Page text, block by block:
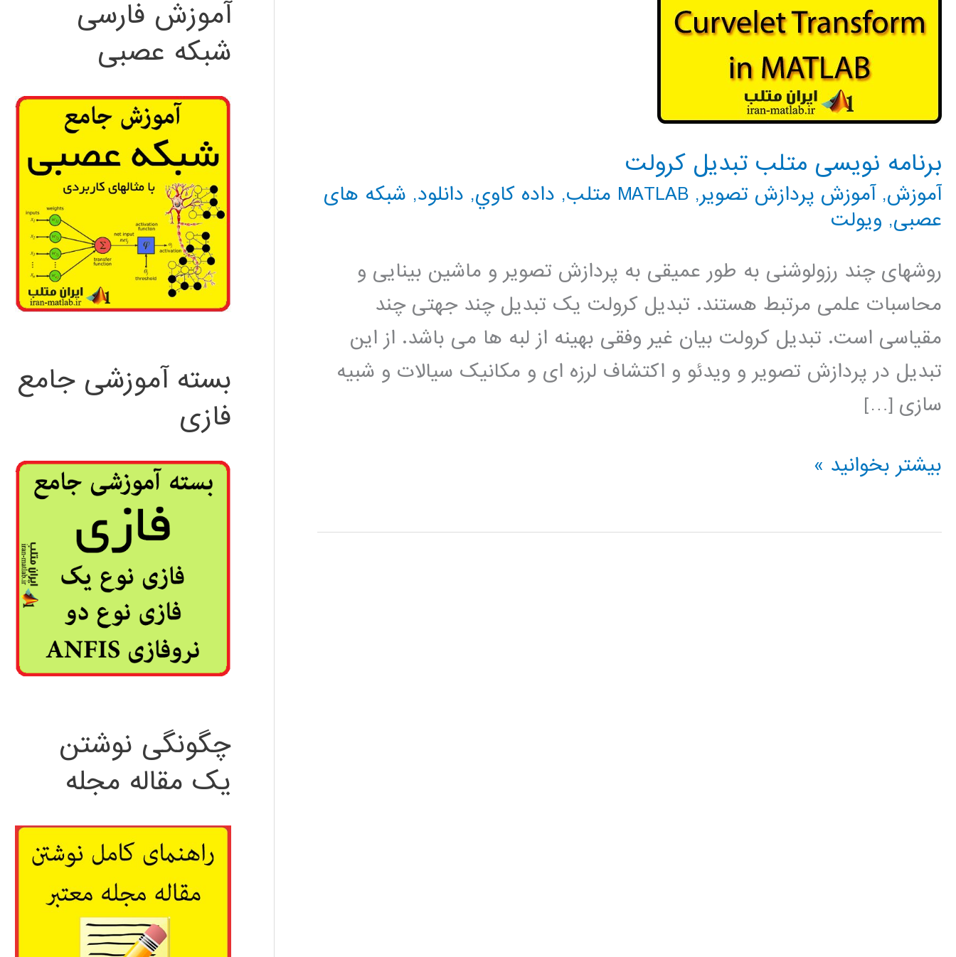
برنامه نویسی متلب تبدیل کرولت
آموزش,آموزش پردازش تصویر, MATLAB متلب , داده كاوي, دانلود, شبکه های
عصبی, ویولت
روشهای چند رزولوشنی به طور عمیقی به پردازش تصویر و ماشین بینایی و
محاسبات علمی مرتبط هستند. تبدیل کرولت یک تبدیل چند جهتی چند
مقیاسی است. تبدیل کرولت بیان غیر وفقی بهینه از لبه ها می باشد. از این
تبدیل در پردازش تصویر و ویدئو و اکتشاف لرزه ای و مکانیک سیالات و شبیه
سازی […]
برنامه
متلب
بیشتر بخوانید »
آموزش فارسی
شبکه عصبی
بسته آموزشی جامع
فازی
چگونگی نوشتن
یک مقاله مجله